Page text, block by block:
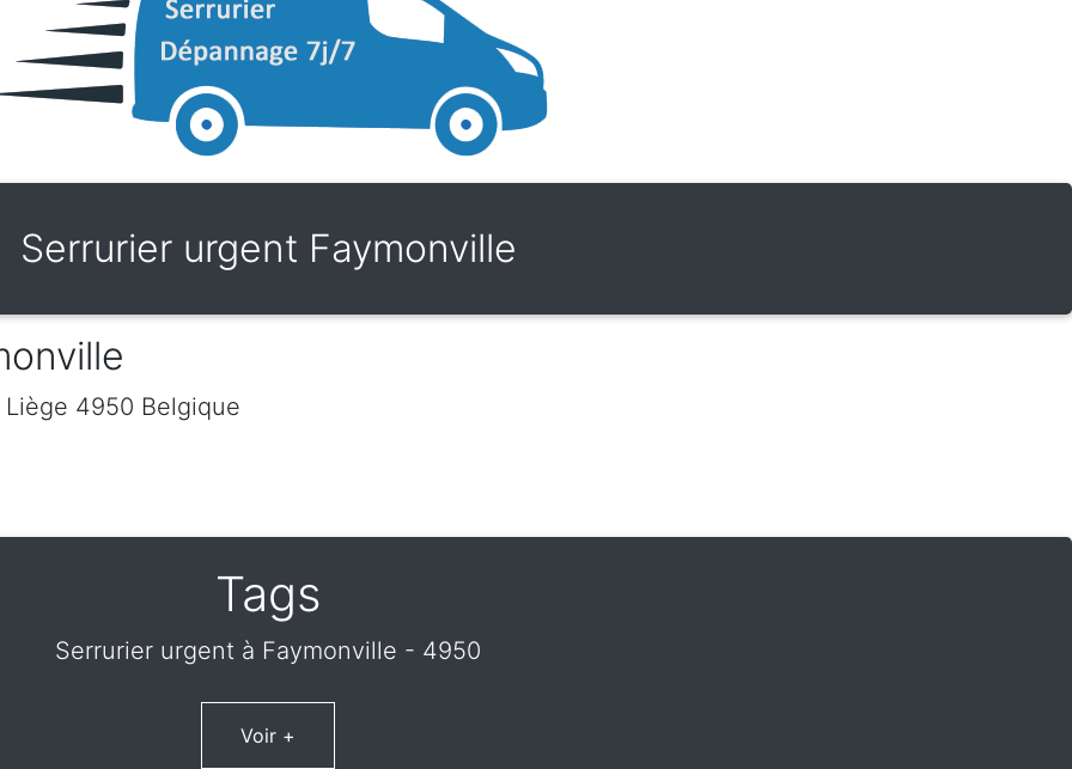
Serrurier urgent Faymonville
Liège 4950 Belgique
Tags
Serrurier urgent à Faymonville - 4950
Voir +